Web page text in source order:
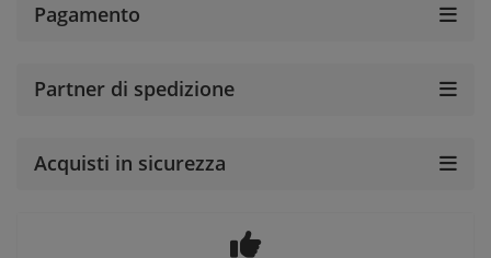
Pagamento
Partner di spedizione
Acquisti in sicurezza